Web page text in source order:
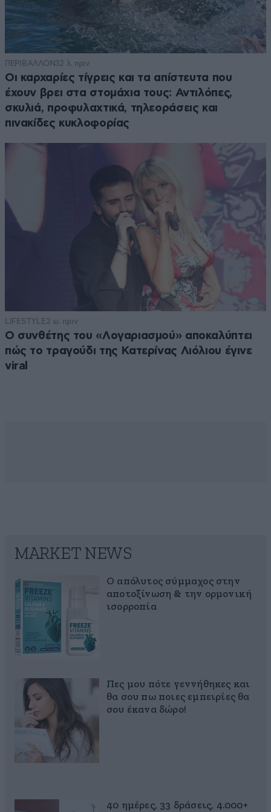
ΠΕΡΙΒΑΛΛΟΝ32 λ. πριν
Οι καρχαρίες τίγρεις και τα απίστευτα που
έχουν βρει στα στομάχια τους: Αντιλόπες,
σκυλιά, προφυλαχτικά, τηλεοράσεις και
πινακίδες κυκλοφορίας
LIFESTYLE2 ω. πριν
Ο συνθέτης του «Λογαριασμού» αποκαλύπτει
πώς το τραγούδι της Κατερίνας Λιόλιου έγινε
viral
MARKET NEWS
Ο απόλυτος σύμμαχος στην
αποτοξίνωση & την ορμονική
ισορροπία
Πες μου πότε γεννήθηκες και
θα σου πω ποιες εμπειρίες θα
σου έκανα δώρο!
40 ημέρες, 33 δράσεις, 4.000+